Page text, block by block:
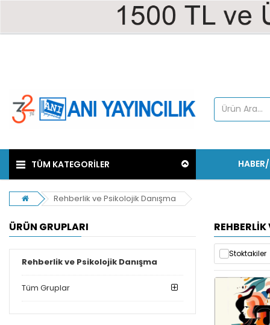
TÜM KATEGORİLER
Rehberlik ve Psikolojik Danışma
ÜRÜN GRUPLARI
Rehberlik ve Psikolojik Danışma
Tüm Gruplar
Stoktakiler